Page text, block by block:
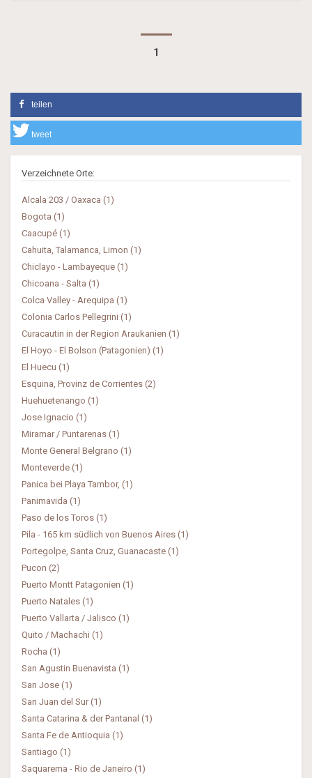
1
teilen
tweet
Verzeichnete Orte:
Alcala 203 / Oaxaca (1)
Bogota (1)
Caacupé (1)
Cahuita, Talamanca, Limon (1)
Chiclayo - Lambayeque (1)
Chicoana - Salta (1)
Colca Valley - Arequipa (1)
Colonia Carlos Pellegrini (1)
Curacautin in der Region Araukanien (1)
El Hoyo - El Bolson (Patagonien) (1)
El Huecu (1)
Esquina, Provinz de Corrientes (2)
Huehuetenango (1)
Jose Ignacio (1)
Miramar / Puntarenas (1)
Monte General Belgrano (1)
Monteverde (1)
Panica bei Playa Tambor, (1)
Panimavida (1)
Paso de los Toros (1)
Pila - 165 km südlich von Buenos Aires (1)
Portegolpe, Santa Cruz, Guanacaste (1)
Pucon (2)
Puerto Montt Patagonien (1)
Puerto Natales (1)
Puerto Vallarta / Jalisco (1)
Quito / Machachi (1)
Rocha (1)
San Agustin Buenavista (1)
San Jose (1)
San Juan del Sur (1)
Santa Catarina & der Pantanal (1)
Santa Fe de Antioquia (1)
Santiago (1)
Saquarema - Rio de Janeiro (1)